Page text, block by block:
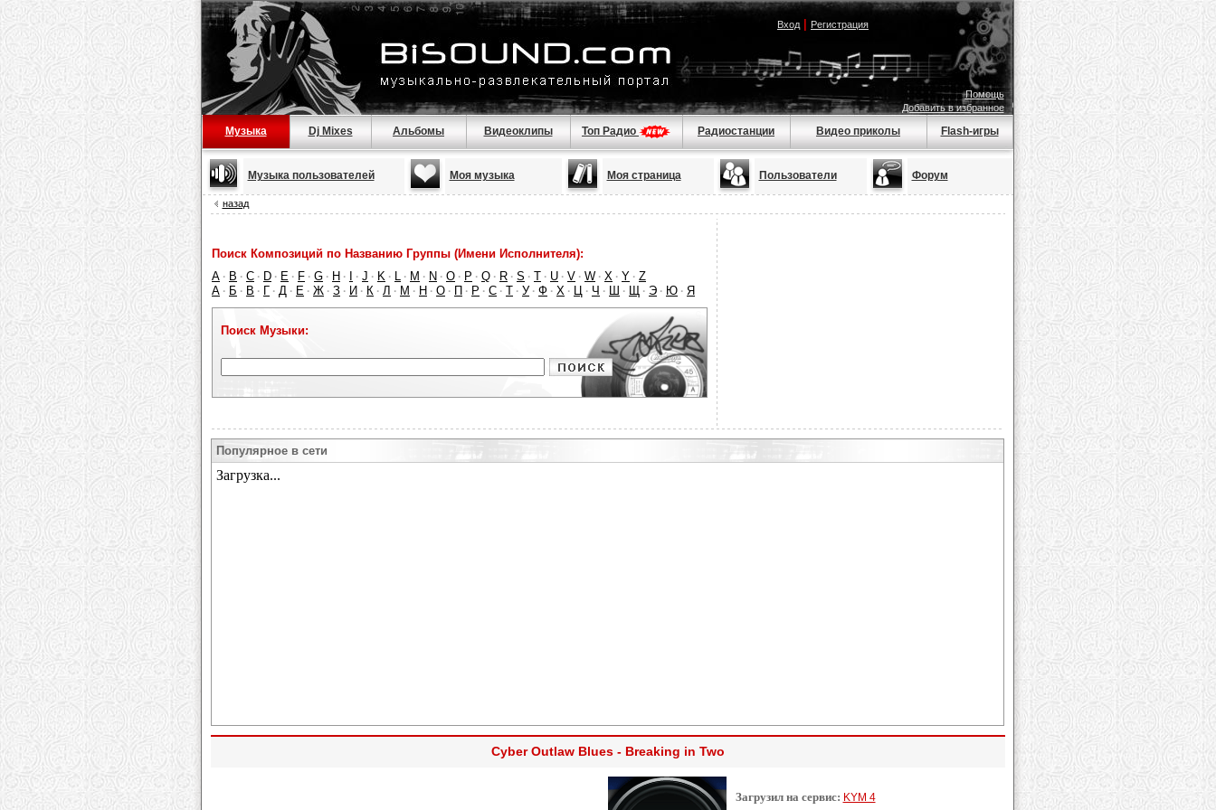
Вход| Регистрация
Помощь
Добавить в избранное
Музыка Dj Mixes Альбомы Видеоклипы Топ Радио Радиостанции Видео приколы Flash-игры
Музыка пользователей Моя музыка Моя страница Пользователи Форум
назад
Поиск Композиций по Названию Группы (Имени Исполнителя):
A · B · C · D · E · F · G · H · · J · K · L · M · N · O · P · Q · R · S · T · U · V · W · X · Y · Z
А · Б · В · Г · Д · Е · Ж · З · И · К · Л · М · Н · О · П · Р · С · Т · У · Ф · Х · Ц · Ч · Ш · Щ · Э · Ю · Я
Поиск Музыки:
Популярное в сети
Cyber Outlaw Blues - Breaking in Two
Загрузил на сервис: KYM 4